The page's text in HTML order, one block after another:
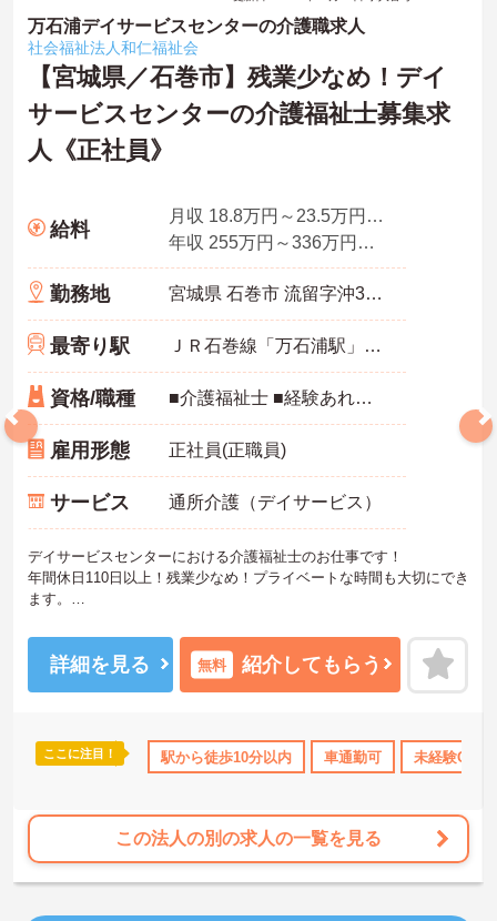
手当・補助 無資格OK 年間休日110日以上 資格取得サポート
万石浦デイサービスセンターの介護職求人
社会福祉法人和仁福祉会
【宮城県／石巻市】残業少なめ！デイ
サービスセンターの介護福祉士募集求
人《正社員》
給料
月収 18.8万円～23.5万円程度
年収 255万円～336万円程度
勤務地 宮城県 石巻市 流留字沖30番地3
最寄り駅 ＪＲ石巻線「万石浦駅」徒歩10分
資格/職種 ■介護福祉士 ■経験あれば尚可 ■普通自動車免許（AT限定可）
雇用形態 正社員(正職員)
サービス 通所介護（デイサービス）
デイサービスセンターにおける介護福祉士のお仕事です！
年間休日110日以上！残業少なめ！プライベートな時間も大切にでき
ます。
安心！
ご興味ある方には、面接のポイントなど、さらに詳細をお話致しま
すのでお気軽にご相談ください。
詳細を見る 無料 紹介してもらう
ここに注目！ 駅から徒歩10分以内 車通勤可 未経験OK
この法人の別の求人の一覧を見る